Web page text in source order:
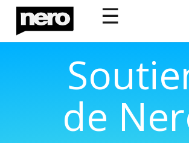
☰
de